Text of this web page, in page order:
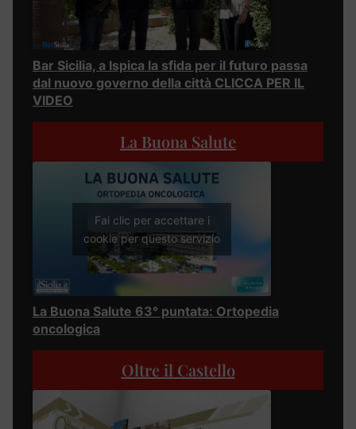
Bar Sicilia, a Ispica la sfida per il futuro passa
dal nuovo governo della città CLICCA PER IL
VIDEO
La Buona Salute
Fai clic per accettare i
cookie per questo servizio
La Buona Salute 63° puntata: Ortopedia
oncologica
Oltre il Castello